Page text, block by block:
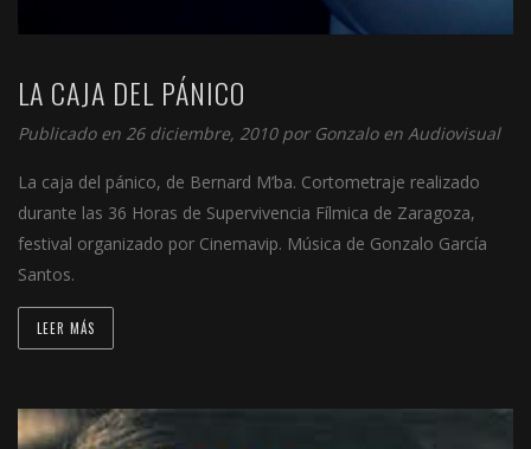
LA CAJA DEL PÁNICO
Publicado en 26 diciembre, 2010 por Gonzalo en Audiovisual
La caja del pánico, de Bernard M’ba. Cortometraje realizado
durante las 36 Horas de Supervivencia Fílmica de Zaragoza,
festival organizado por Cinemavip. Música de Gonzalo García
Santos.
LEER MÁS